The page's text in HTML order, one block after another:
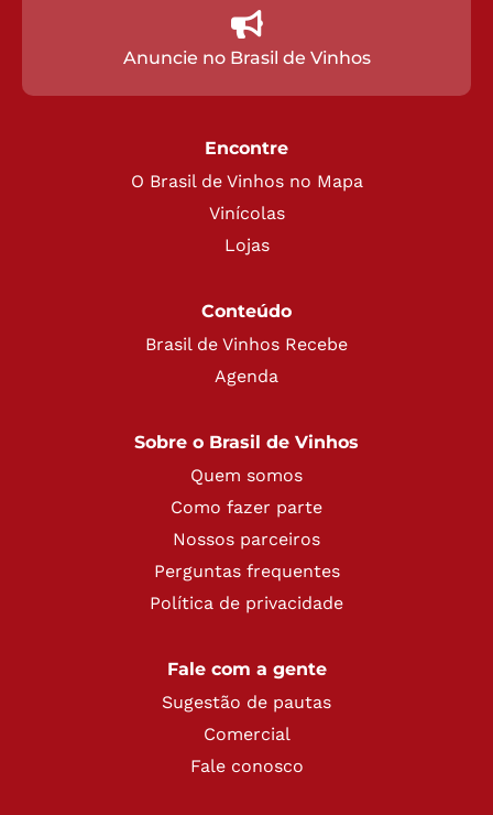
Anuncie no Brasil de Vinhos
Encontre
O Brasil de Vinhos no Mapa
Vinícolas
Lojas
Conteúdo
Brasil de Vinhos Recebe
Agenda
Sobre o Brasil de Vinhos
Quem somos
Como fazer parte
Nossos parceiros
Perguntas frequentes
Política de privacidade
Fale com a gente
Sugestão de pautas
Comercial
Fale conosco